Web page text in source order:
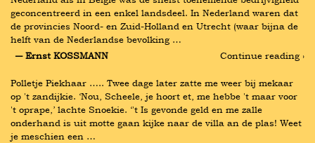
geconcentreerd in een enkel landsdeel. In Nederland waren dat
de provincies Noord- en Zuid-Holland en Utrecht (waar bijna de
helft van de Nederlandse bevolking …
― Ernst KOSSMANN
Continue reading ›
Polletje Piekhaar ….. Twee dage later zatte me weer bij mekaar
op 't zandijkie. ‘Nou, Scheele, je hoort et, me hebbe 't maar voor
't oprape,’ lachte Snoekie. ‘'t Is gevonde geld en me zalle
onderhand is uit motte gaan kijke naar de villa an de plas! Weet
je meschien een …